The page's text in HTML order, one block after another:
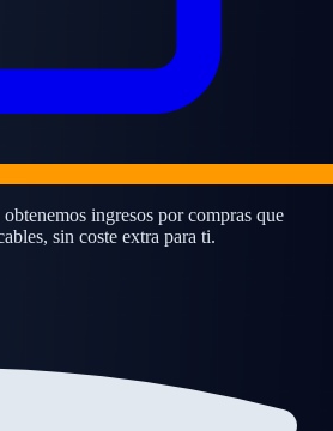
ingresos por compras que
sin coste extra para ti.